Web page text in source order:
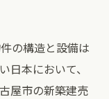
いためのプ
の構造と設備は
日本において、
屋市の新築建売